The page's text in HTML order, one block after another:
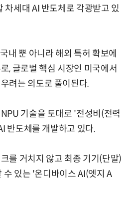
차세대 AI 반도체로 각광받고 있
내 뿐 아니라 해외 특허 확보에
, 글로벌 핵심 시장인 미국에서
려는 의도로 풀이된다.
기술을 토대로 '전성비(전력
반도체를 개발하고 있다.
를 거치지 않고 최종 기기(단말)
수 있는 '온디바이스 AI(엣지 A